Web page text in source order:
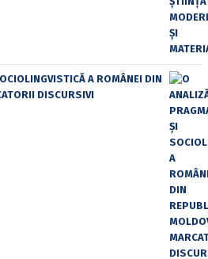
A ROMÂNEI DIN
DISCURSIVI